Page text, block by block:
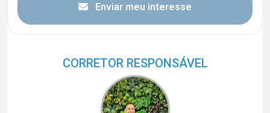
Enviar meu interesse
CORRETOR RESPONSÁVEL